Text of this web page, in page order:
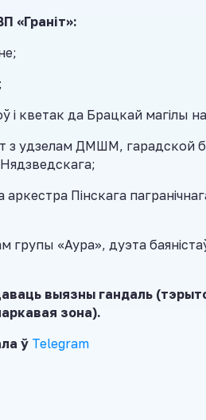
«Граніт»:
і кветак да Брацкай магілы
удзелам ДМШМ, гарадской
Пінскага
групы «Аура», дуэта
выязны гандаль
зона).
ў Telegram